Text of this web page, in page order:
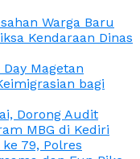
Warga Baru
Kendaraan Dinas
Magetan
bagi
Dorong Audit
MBG di Kediri
79, Polres